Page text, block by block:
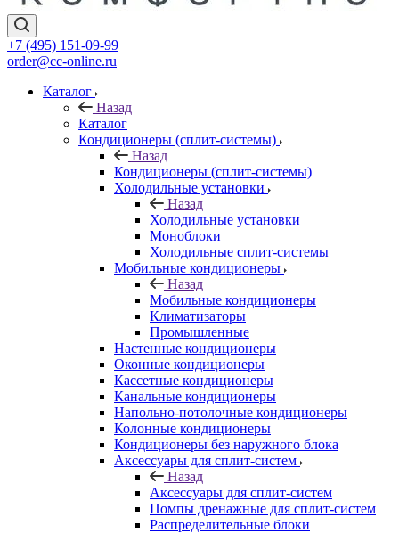
+7 (495) 151-09-99
order@cc-online.ru
Каталог
Назад
Каталог
Кондиционеры (сплит-системы)
Назад
Кондиционеры (сплит-системы)
Холодильные установки
Назад
Холодильные установки
Моноблоки
Холодильные сплит-системы
Мобильные кондиционеры
Назад
Мобильные кондиционеры
Климатизаторы
Промышленные
Настенные кондиционеры
Оконные кондиционеры
Кассетные кондиционеры
Канальные кондиционеры
Напольно-потолочные кондиционеры
Колонные кондиционеры
Кондиционеры без наружного блока
Аксессуары для сплит-систем
Назад
Аксессуары для сплит-систем
Помпы дренажные для сплит-систем
Распределительные блоки